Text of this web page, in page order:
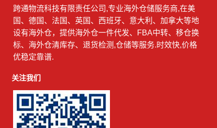
跨通物流科技有限责任公司,专业海外仓储服务商,在美
国、德国、法国、英国、西班牙、意大利、加拿大等地
设有海外仓，提供海外仓一件代发、FBA中转、移仓换
标、海外仓清库存、退货检测,仓储等服务.时效快,价格
优稳定靠谱.
关注我们